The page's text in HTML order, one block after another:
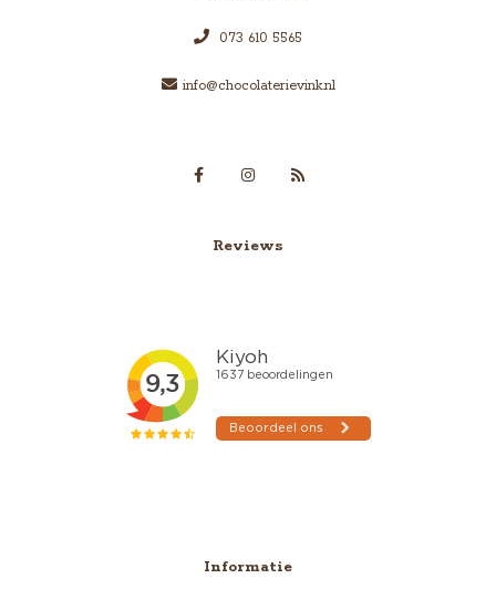
073 610 5565
info@chocolaterievink.nl
Reviews
Informatie